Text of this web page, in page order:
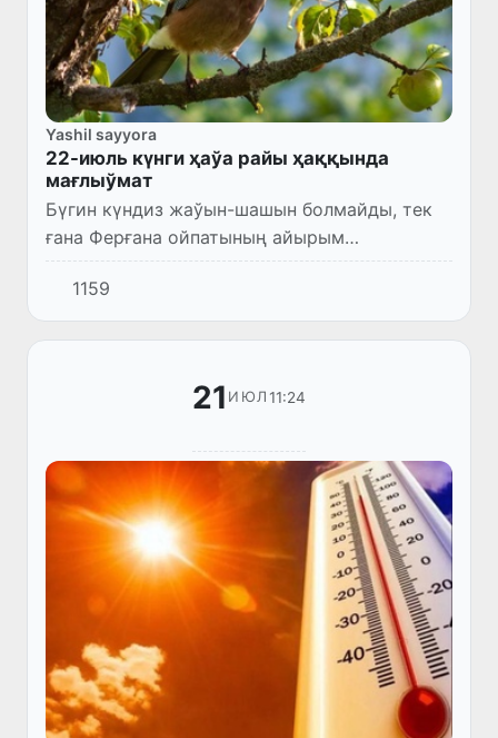
Yashil sayyora
22-июль күнги ҳаўа райы ҳаққында
мағлыўмат
Бүгин күндиз жаўын-шашын болмайды, тек
ғана Ферғана ойпатының айырым
жерлеринде қысқа мүддетли жаўын жаўады,
күшли болыўы мүмкин, гүлдирмама болыўы
мүмкин. Самалдың тезлиги 7-12 м/...
1159
21 ИЮЛ 11:24